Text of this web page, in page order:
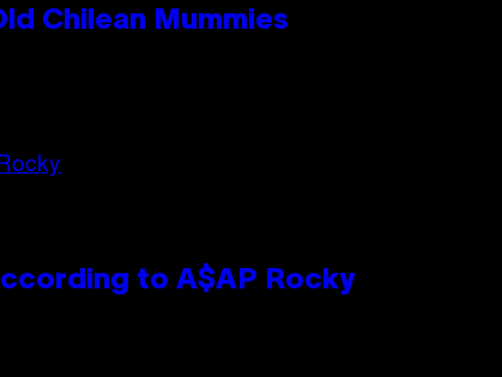
Chilean Mummies
to A$AP Rocky